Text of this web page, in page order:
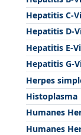
Hepatitis C-
Hepatitis D-
Hepatitis E-
Hepatitis G-
Herpes
Histoplasma
Humanes
Humanes